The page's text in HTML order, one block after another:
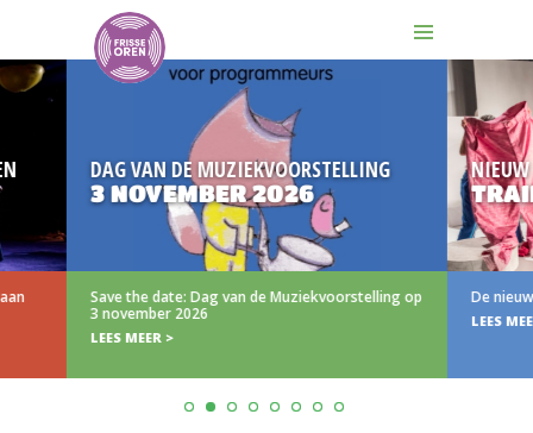
DAG VAN DE MUZIEKVOORSTELLING
3 NOVEMBER 2026
Save the date: Dag van de Muziekvoorstelling op
3 november 2026
LEES MEER >
NIEUW
De nieuwe
LEES MEER >